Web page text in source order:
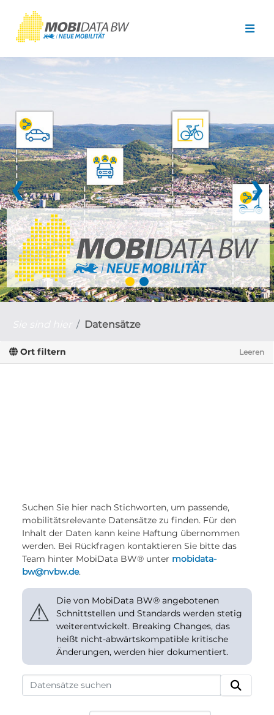
❮ ❯
Datensätze
Ort filtern Leeren
Suchen Sie hier nach Stichworten, um passende,
mobilitätsrelevante Datensätze zu finden. Für den
Inhalt der Daten kann keine Haftung übernommen
werden. Bei Rückfragen kontaktieren Sie bitte das
Team hinter MobiData BW® unter mobidata-
bw@nvbw.de.
⚠
Die von MobiData BW® angebotenen
Schnittstellen und Standards werden stetig
weiterentwickelt. Breaking Changes, das
heißt nicht-abwärtskompatible kritische
Änderungen, werden hier dokumentiert.